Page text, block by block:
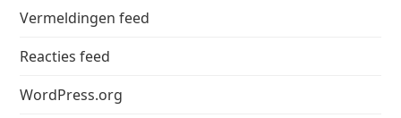
Vermeldingen feed
Reacties feed
WordPress.org